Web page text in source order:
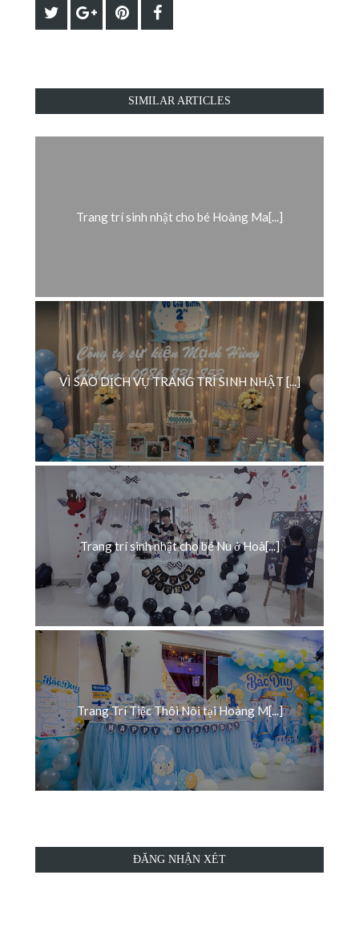
SIMILAR ARTICLES
Trang trí sinh nhật cho bé Hoàng Ma[...]
VÌ SAO DỊCH VỤ TRANG TRÍ SINH NHẬT [...]
Trang trí sinh nhật cho bé Nu ở Hoà[...]
Trang Trí Tiệc Thôi Nôi tại Hoàng M[...]
ĐĂNG NHẬN XÉT